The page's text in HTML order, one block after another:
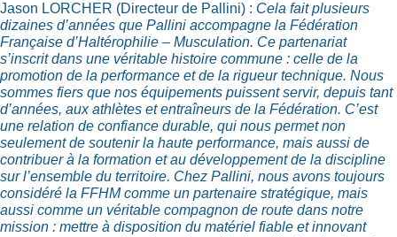
Jason LORCHER (Directeur de Pallini) : Cela fait plusieurs
dizaines d’années que Pallini accompagne la Fédération
Française d’Haltérophilie – Musculation. Ce partenariat
s’inscrit dans une véritable histoire commune : celle de la
promotion de la performance et de la rigueur technique. Nous
sommes fiers que nos équipements puissent servir, depuis tant
d’années, aux athlètes et entraîneurs de la Fédération. C’est
une relation de confiance durable, qui nous permet non
seulement de soutenir la haute performance, mais aussi de
contribuer à la formation et au développement de la discipline
sur l’ensemble du territoire. Chez Pallini, nous avons toujours
considéré la FFHM comme un partenaire stratégique, mais
aussi comme un véritable compagnon de route dans notre
mission : mettre à disposition du matériel fiable et innovant